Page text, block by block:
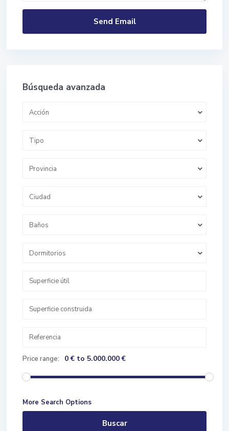
Búsqueda avanzada
Acción
Tipo
Provincia
Ciudad
Baños
Dormitorios
Price range: 0 € to 5.000.000 €
More Search Options
Buscar